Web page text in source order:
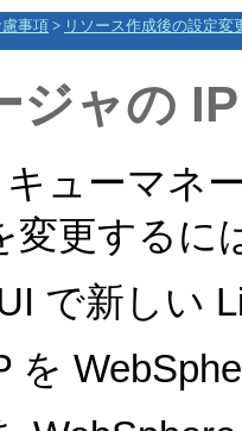
慮事項 > リソース作成後の設定変
ジャの
ューマネ
変更するに
で新しい
を